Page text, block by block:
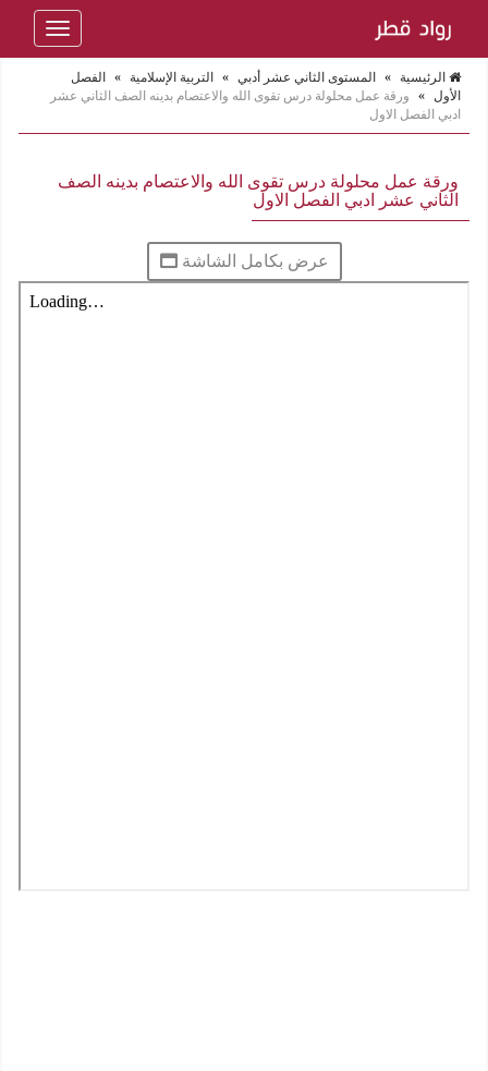
Toggle
الرئيسية » المستوى الثاني عشر أدبي » التربية الإسلامية »
الفصل
الأول »
ورقة عمل محلولة درس تقوى الله والاعتصام بدينه الصف الثاني عشر
ادبي الفصل الاول
ورقة عمل محلولة درس تقوى الله والاعتصام بدينه الصف
الثاني عشر ادبي الفصل الاول
عرض بكامل الشاشة